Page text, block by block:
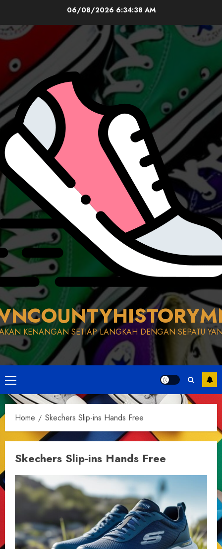
content
06/08/2026 6:34:40 AM
KENANGAN SETIAP LANGKAH DENGAN SEPATU
Primary
Menu
Home Skechers Slip-ins Hands Free
Skechers Slip-ins Hands Free